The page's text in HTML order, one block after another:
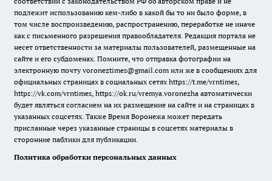
подлежит использованию кем-либо в какой бы то ни было форме, в
том числе воспроизведению, распространению, переработке не иначе
как с письменного разрешения правообладателя. Редакция портала не
несет ответственности за материалы пользователей, размещенные на
сайте и его субдоменах. Помните, что отправка фотографии на
электронную почту voroneztimes@gmail.com или же в сообщениях для
официальных страницах в социальных сетях https://t.me/vrntimes,
https://vk.com/vrntimes, https://ok.ru/vremya.voronezha автоматически
будет являться согласием на их размещение на сайте и на страницах в
указанных соцсетях. Также Время Воронежа может передать
присланные через указанные страницы в соцсетях материалы в
сторонние паблики для публикации.
Политика обработки персональных данных